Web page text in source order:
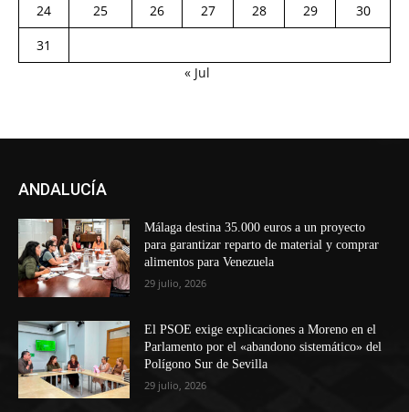
24
25 26 27 28 29
30
31
« Jul
ANDALUCÍA
Málaga destina 35.000 euros a un proyecto
para garantizar reparto de material y comprar
alimentos para Venezuela
29 julio, 2026
El PSOE exige explicaciones a Moreno en el
Parlamento por el «abandono sistemático» del
Polígono Sur de Sevilla
29 julio, 2026